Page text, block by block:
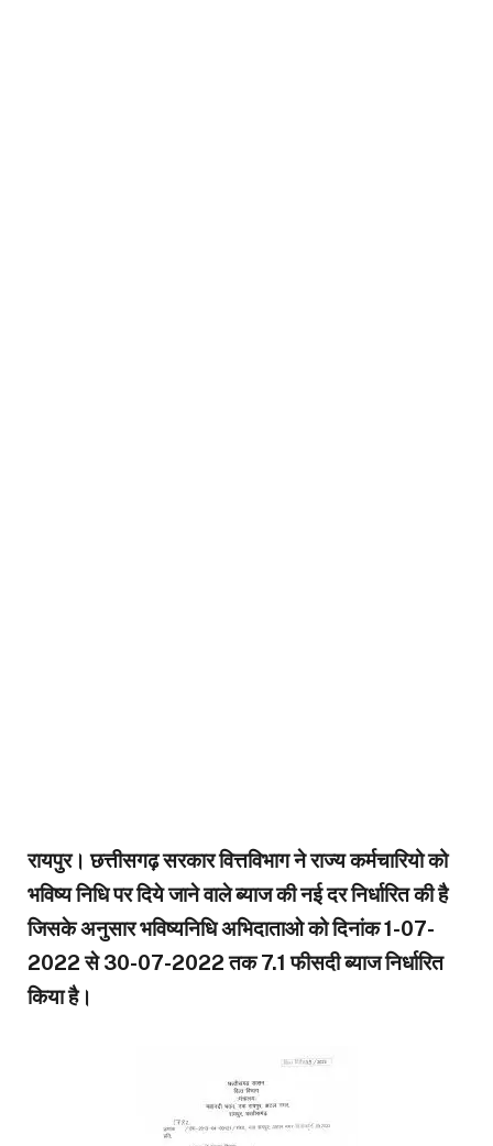
रायपुर। छत्तीसगढ़ सरकार वित्तविभाग ने राज्य कर्मचारियो को
भविष्य निधि पर दिये जाने वाले ब्याज की नई दर निर्धारित की है
जिसके अनुसार भविष्यनिधि अभिदाताओ को दिनांक 1-07-
2022 से 30-07-2022 तक 7.1 फीसदी ब्याज निर्धारित
किया है।